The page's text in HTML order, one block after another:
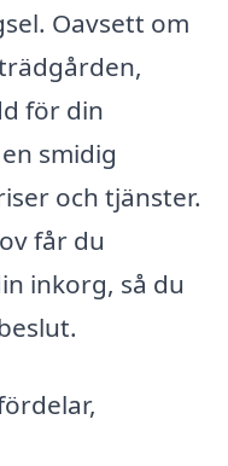
Oavsett om
för din
smidig
och tjänster.
får du
inkorg, så du